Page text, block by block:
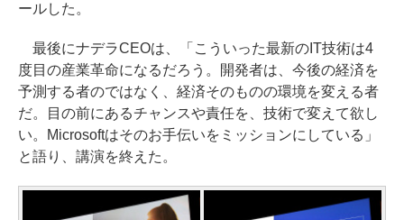
ールした。
最後にナデラCEOは、「こういった最新のIT技術は4
度目の産業革命になるだろう。開発者は、今後の経済を
予測する者のではなく、経済そのものの環境を変える者
だ。目の前にあるチャンスや責任を、技術で変えて欲し
い。Microsoftはそのお手伝いをミッションにしている」
と語り、講演を終えた。